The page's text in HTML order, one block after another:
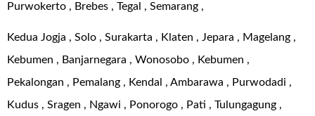
Purwokerto , Brebes , Tegal , Semarang ,
Kedua Jogja , Solo , Surakarta , Klaten , Jepara , Magelang ,
Kebumen , Banjarnegara , Wonosobo , Kebumen ,
Pekalongan , Pemalang , Kendal , Ambarawa , Purwodadi ,
Kudus , Sragen , Ngawi , Ponorogo , Pati , Tulungagung ,